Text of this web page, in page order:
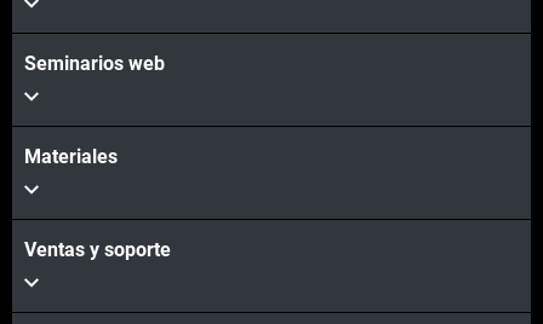
Seminarios web
Materiales
Ventas y soporte